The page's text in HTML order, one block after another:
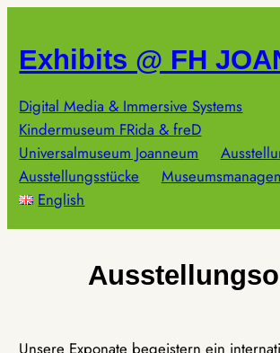
springen
Exhibits @ FH
Digital Media & Immersive Systems
Kindermuseum FRida & freD
Universalmuseum Joanneum
Ausstellungsstücke
English
Unsere Exponate begeistern ein